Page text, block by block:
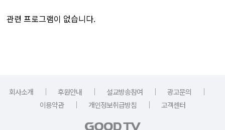
관련 프로그램이 없습니다.
회사소개 ｜ 후원안내 ｜ 설교방송참여 ｜ 광고문의
｜
이용약관
｜ 개인정보취급방침 ｜ 고객센터